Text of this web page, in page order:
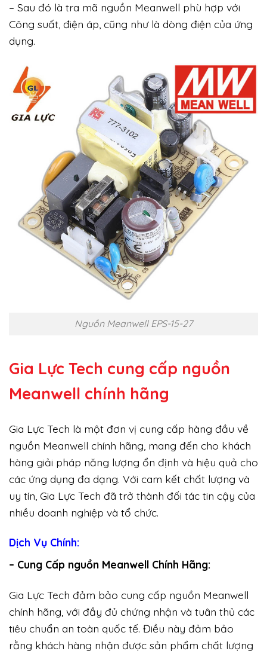
– Sau đó là tra mã nguồn Meanwell phù hợp với
Công suất, điện áp, cũng như là dòng điện của ứng
dụng.
Nguồn Meanwell EPS-15-27
Gia Lực Tech cung cấp nguồn
Meanwell chính hãng
Gia Lực Tech là một đơn vị cung cấp hàng đầu về
nguồn Meanwell chính hãng, mang đến cho khách
hàng giải pháp năng lượng ổn định và hiệu quả cho
các ứng dụng đa dạng. Với cam kết chất lượng và
uy tín, Gia Lực Tech đã trở thành đối tác tin cậy của
nhiều doanh nghiệp và tổ chức.
Dịch Vụ Chính:
– Cung Cấp nguồn Meanwell Chính Hãng:
Gia Lực Tech đảm bảo cung cấp nguồn Meanwell
chính hãng, với đầy đủ chứng nhận và tuân thủ các
tiêu chuẩn an toàn quốc tế. Điều này đảm bảo
rằng khách hàng nhận được sản phẩm chất lượng